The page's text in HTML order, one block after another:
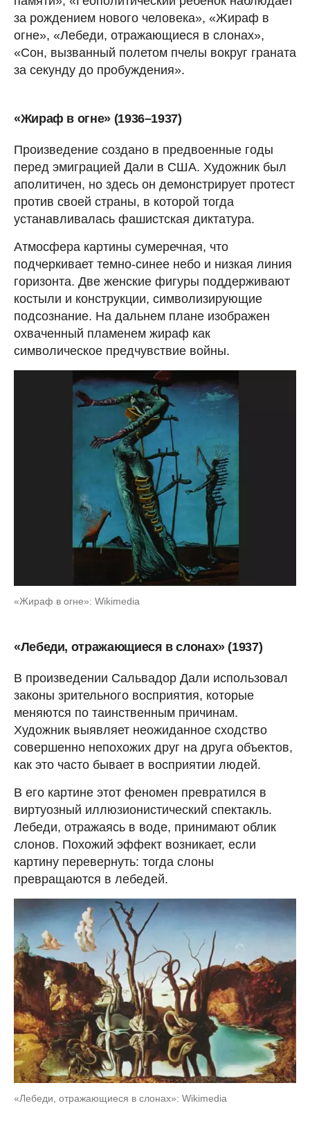
за рождением нового человека», «Жираф в
огне», «Лебеди, отражающиеся в слонах»,
«Сон, вызванный полетом пчелы вокруг граната
за секунду до пробуждения».
«Жираф в огне» (1936–1937)
Произведение создано в предвоенные годы
перед эмиграцией Дали в США. Художник был
аполитичен, но здесь он демонстрирует протест
против своей страны, в которой тогда
устанавливалась фашистская диктатура.
Атмосфера картины сумеречная, что
подчеркивает темно-синее небо и низкая линия
горизонта. Две женские фигуры поддерживают
костыли и конструкции, символизирующие
подсознание. На дальнем плане изображен
охваченный пламенем жираф как
символическое предчувствие войны.
«Жираф в огне»: Wikimedia
«Лебеди, отражающиеся в слонах» (1937)
В произведении Сальвадор Дали использовал
законы зрительного восприятия, которые
меняются по таинственным причинам.
Художник выявляет неожиданное сходство
совершенно непохожих друг на друга объектов,
как это часто бывает в восприятии людей.
В его картине этот феномен превратился в
виртуозный иллюзионистический спектакль.
Лебеди, отражаясь в воде, принимают облик
слонов. Похожий эффект возникает, если
картину перевернуть: тогда слоны
превращаются в лебедей.
«Лебеди, отражающиеся в слонах»: Wikimedia